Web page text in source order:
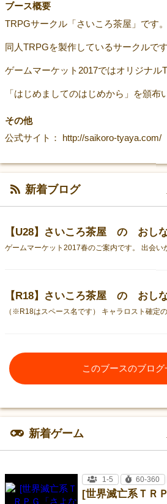
ブース概要
TRPGサークル「さいころ茶屋」です。
同人TRPGを製作しているサークルです
ゲームマーケット2017ではオリジナル
「はじめましてのはじめから」を頒布
その他
公式サイト： http://saikoro-tyaya.com/
新着ブログ
このブースのブロ
新着ゲーム
1-5 60-360